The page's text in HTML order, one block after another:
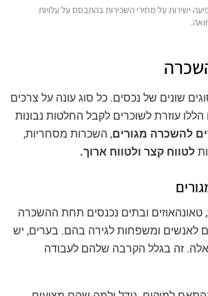
ישירות על מחירי השכירות בהתבסס על עלויות
שונים של נכסים. כל סוג עונה על צרכים
עוזרת לשוכרים לקבל החלטות נבונות
להשכרה מגורים, השכרות מסחריות,
לטווח קצר ולטווח ארוך.
טאונהאוזים ובתים נכנסים תחת ההשכרה
לאנשים ומשפחות לגירה בהם. בערים, יש
אלה. זה בגלל הקרבה שלהם לעבודה